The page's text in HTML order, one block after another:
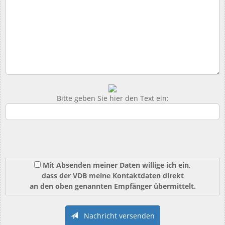
Bitte geben Sie hier den Text ein:
Mit Absenden meiner Daten willige ich ein,
dass der VDB meine Kontaktdaten direkt
an den oben genannten Empfänger übermittelt.
Nachricht versenden